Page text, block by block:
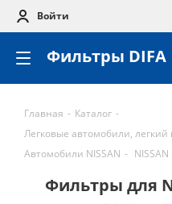
Войти
Фильтры DIFA
Главная - Каталог -
Легковые автомобили,
Автомобили NISSAN -
Фильтры для